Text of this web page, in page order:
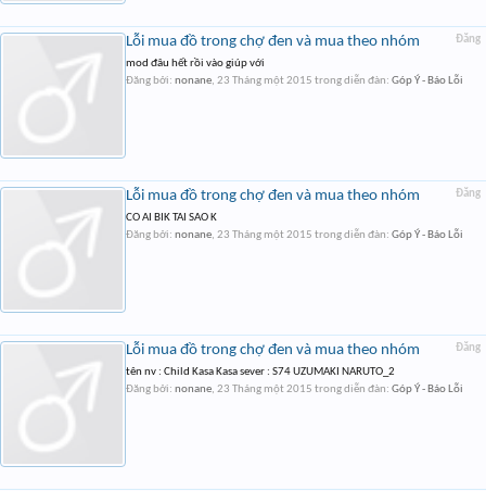
Đăng
Lỗi mua đồ trong chợ đen và mua theo nhóm
mod đâu hết rồi vào giúp với
Đăng bởi: nonane, 23 Tháng một 2015 trong diễn đàn: Góp Ý - Báo Lỗi
Đăng
Lỗi mua đồ trong chợ đen và mua theo nhóm
CO AI BIK TAI SAO K
Đăng bởi: nonane, 23 Tháng một 2015 trong diễn đàn: Góp Ý - Báo Lỗi
Đăng
Lỗi mua đồ trong chợ đen và mua theo nhóm
tên nv : Child Kasa Kasa sever : S74 UZUMAKI NARUTO_2
Đăng bởi: nonane, 23 Tháng một 2015 trong diễn đàn: Góp Ý - Báo Lỗi